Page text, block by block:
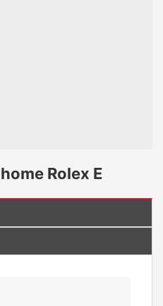
Rolex E